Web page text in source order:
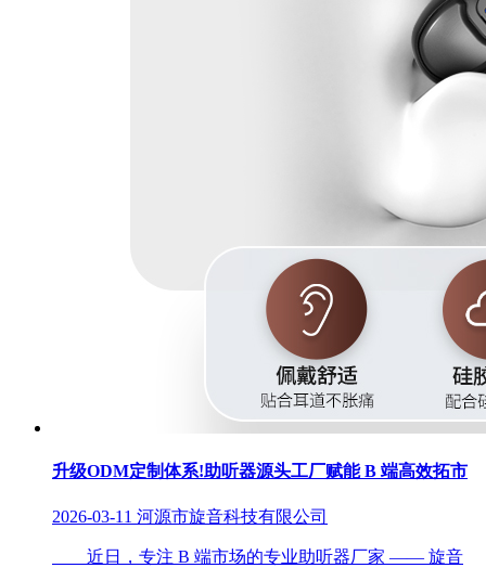
升级ODM定制体系!助听器源头工厂赋能 B 端高效拓市
2026-03-11 河源市旋音科技有限公司
近日，专注 B 端市场的专业助听器厂家 —— 旋音